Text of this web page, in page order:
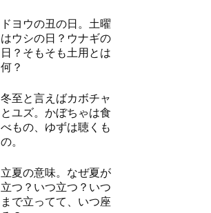
ドヨウの丑の日。土曜
はウシの日？ウナギの
日？そもそも土用とは
何？
冬至と言えばカボチャ
とユズ。かぼちゃは食
べもの、ゆずは聴くも
の。
立夏の意味。なぜ夏が
立つ？いつ立つ？いつ
まで立ってて、いつ座